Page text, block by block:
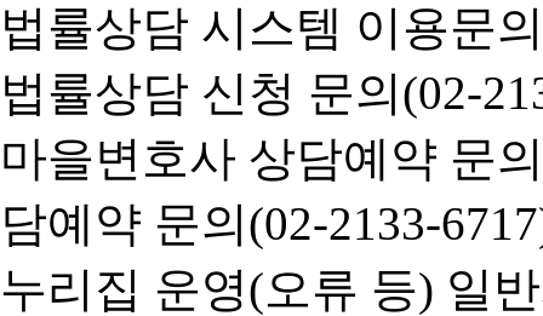
법률상담 시스템 이용문
법률상담 신청 문의(02-
마을변호사 상담예약 문
담예약 문의(02-2133-
누리집 운영(오류 등) 일